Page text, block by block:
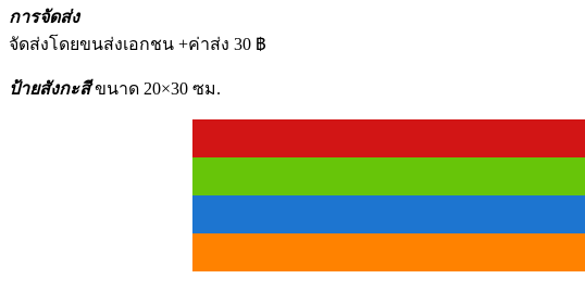
การจัดส่ง
จัดส่งโดยขนส่งเอกชน +ค่าส่ง 30 ฿
ป้ายสังกะสีขนาด 20×30 ซม.